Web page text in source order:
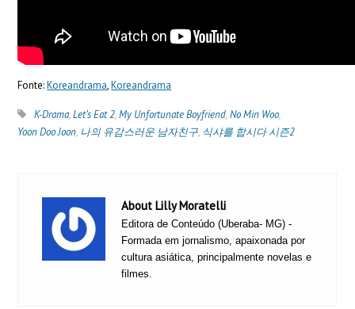
Fonte:Koreandrama,Koreandrama
K-Drama,Let’s Eat 2,My Unfortunate Boyfriend,No Min Woo,
Yoon Doo Joon, 나의 유감스러운 남자친구, 식샤를 합시다 시즌2
About Lilly Moratelli
Editora de Conteúdo (Uberaba- MG) -
Formada em jornalismo, apaixonada por
cultura asiática, principalmente novelas e
filmes.